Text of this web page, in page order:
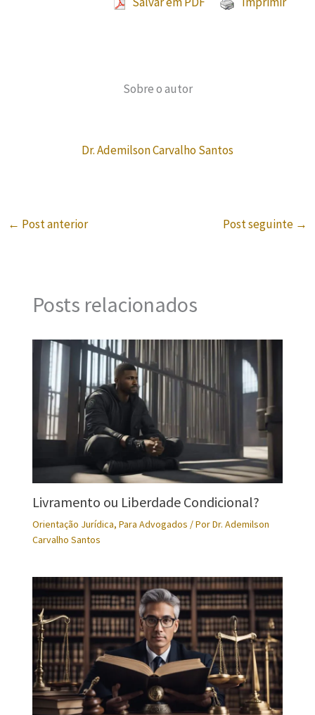
Sobre o autor
Dr. Ademilson Carvalho Santos
← Post anterior Post seguinte →
Posts relacionados
Livramento ou Liberdade Condicional?
Orientação Jurídica, Para Advogados / PorDr. Ademilson
Carvalho Santos